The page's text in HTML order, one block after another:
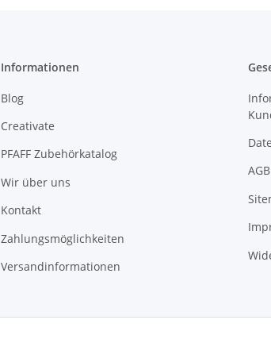
Informationen
Blog
Creativate
PFAFF Zubehörkatalog
Wir über uns
Kontakt
Zahlungsmöglichkeiten
Versandinformationen
AGB